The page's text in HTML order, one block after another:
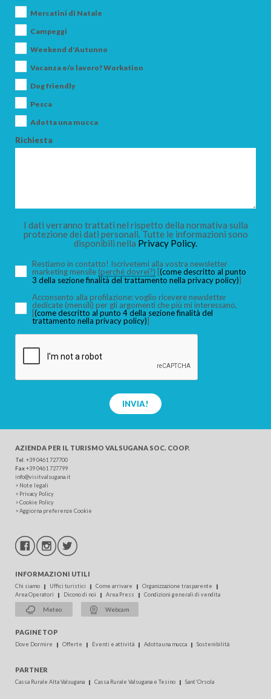
ADULTI
CERCA
Mercatini di Natale
Campeggi
Weekend d'Autunno
Vacanza e/o lavoro? Workation
Dog friendly
Pesca
Adotta una mucca
Richiesta
I dati verranno trattati nel rispetto della normativa sulla
protezione dei dati personali. Tutte le informazioni sono
disponibili nella Privacy Policy.
Restiamo in contatto! Iscrivetemi alla vostra newsletter
marketing mensile (perché dovrei?) [(come descritto al punto
3 della sezione finalità del trattamento nella privacy policy)]
Acconsento alla profilazione: voglio ricevere newsletter
dedicate (mensili) per gli argomenti che più mi interessano,
[(come descritto al punto 4 della sezione finalità del
trattamento nella privacy policy)]
INVIA!
AZIENDA PER IL TURISMO VALSUGANA SOC. COOP.
Tel +39 0461 727700
Fax+39 0461 727799
info@visitvalsugana.it
> Note legali
> Privacy Policy
>Cookie Policy
>Aggiorna preferenze Cookie
INFORMAZIONI UTILI
Chi siamo Uffici turistici Come arrivare
Organizzazione trasparente
Area Operatori
Dicono di noi Area Press Condizioni generali di vendita
Meteo Webcam
PAGINE TOP
Dove Dormire Offerte Eventi e attività Adotta una mucca Sostenibilità
PARTNER
Cassa Rurale Alta Valsugana Cassa Rurale Valsugana e Tesino Sant'Orsola